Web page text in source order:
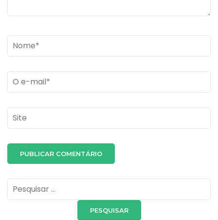
Name*
Email *
Site
Pesquisar
por: